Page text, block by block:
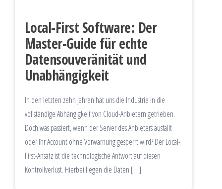
Local-First Software: Der
Master-Guide für echte
Datensouveränität und
Unabhängigkeit
In den letzten zehn Jahren hat uns die Industrie in die
vollständige Abhängigkeit von Cloud-Anbietern getrieben.
Doch was passiert, wenn der Server des Anbieters ausfällt
oder Ihr Account ohne Vorwarnung gesperrt wird? Der Local-
First-Ansatz ist die technologische Antwort auf diesen
Kontrollverlust. Hierbei liegen die Daten […]